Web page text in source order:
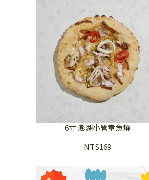
6寸 澎湖小管章魚燒
NT$169